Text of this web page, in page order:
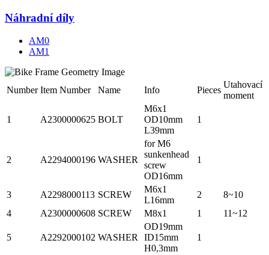
Náhradní díly
AM0
AM1
Number Item Number Name Info Pieces
Utahovací
moment
1 A2300000625 BOLT
M6x1
OD10mm
L39mm
1
2 A2294000196 WASHER
for M6
sunkenhead
screw
OD16mm
1
3 A2298000113 SCREW
M6x1
L16mm
2
8~10
4
A2300000608 SCREW M8x1 1 11~12
5 A2292000102 WASHER
OD19mm
ID15mm
H0,3mm
1